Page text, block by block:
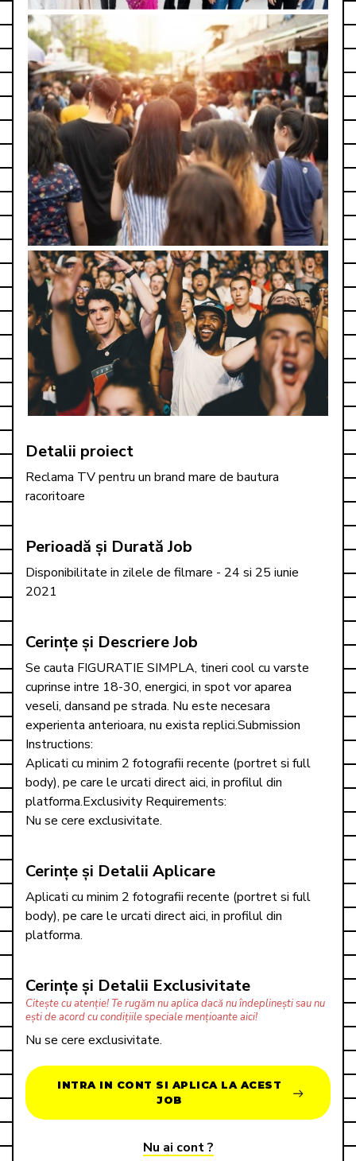
Detalii proiect
Reclama TV pentru un brand mare de bautura
racoritoare
Perioadă și Durată Job
Disponibilitate in zilele de filmare - 24 si 25 iunie
2021
Cerințe și Descriere Job
Se cauta FIGURATIE SIMPLA, tineri cool cu varste
cuprinse intre 18-30, energici, in spot vor aparea
veseli, dansand pe strada. Nu este necesara
experienta anterioara, nu exista replici.Submission
Instructions:
Aplicati cu minim 2 fotografii recente (portret si full
body), pe care le urcati direct aici, in profilul din
platforma.Exclusivity Requirements:
Nu se cere exclusivitate.
Cerințe și Detalii Aplicare
Aplicati cu minim 2 fotografii recente (portret si full
body), pe care le urcati direct aici, in profilul din
platforma.
Cerințe și Detalii Exclusivitate
Citește cu atenție! Te rugăm nu aplica dacă nu îndeplinești sau nu
ești de acord cu condițiile speciale mențioante aici!
Nu se cere exclusivitate.
INTRA IN CONT SI APLICA LA ACEST
JOB
Nu ai cont ?